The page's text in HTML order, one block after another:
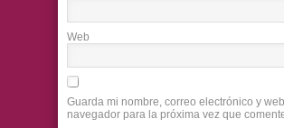
Web
Guarda mi nombre, correo electrónico y
navegador para la próxima vez que